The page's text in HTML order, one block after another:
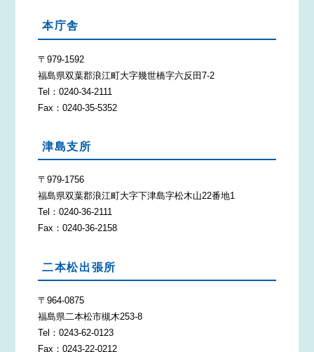
本庁舎
〒979-1592
福島県双葉郡浪江町大字幾世橋字六反田7-2
Tel：0240-34-2111
Fax：0240-35-5352
津島支所
〒979-1756
福島県双葉郡浪江町大字下津島字松木山22番地1
Tel：0240-36-2111
Fax：0240-36-2158
二本松出張所
〒964-0875
福島県二本松市槻木253-8
Tel：0243-62-0123
Fax：0243-22-0212